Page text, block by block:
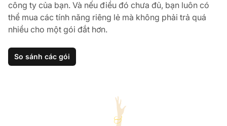
công ty của bạn. Và nếu điều đó chưa đủ, bạn luôn có
thể mua các tính năng riêng lẻ mà không phải trả quá
nhiều cho một gói đắt hơn.
So sánh các gói